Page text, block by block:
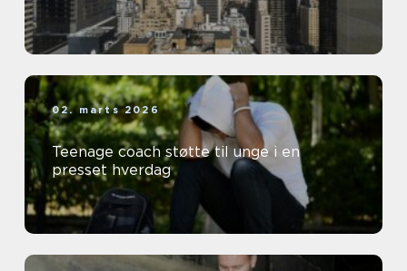
02. marts 2026
Teenage coach støtte til unge i en
presset hverdag